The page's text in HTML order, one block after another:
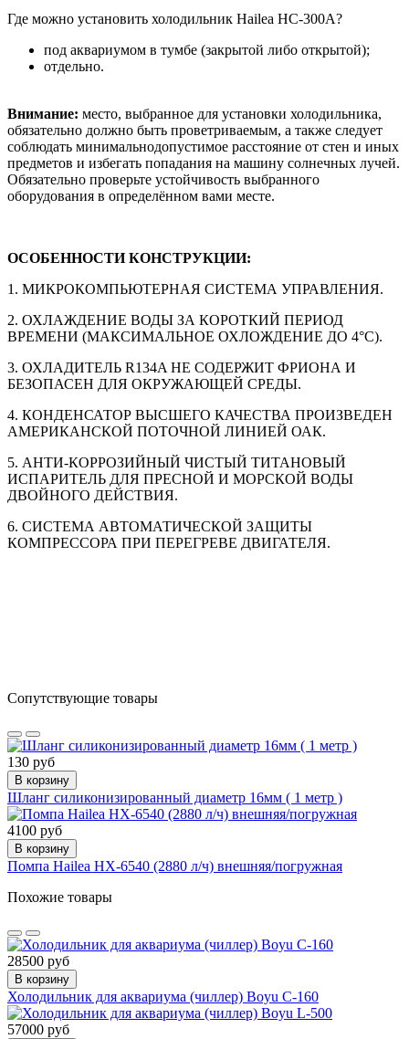
Где можно установить холодильник Hailea HC-300А?
под аквариумом в тумбе (закрытой либо открытой);
отдельно.
Внимание: место, выбранное для установки холодильника,
обязательно должно быть проветриваемым, а также следует
соблюдать минимальнодопустимое расстояние от стен и иных
предметов и избегать попадания на машину солнечных лучей.
Обязательно проверьте устойчивость выбранного
оборудования в определённом вами месте.
ОСОБЕННОСТИ КОНСТРУКЦИИ:
1. МИКРОКОМПЬЮТЕРНАЯ СИСТЕМА УПРАВЛЕНИЯ.
2. ОХЛАЖДЕНИЕ ВОДЫ ЗА КОРОТКИЙ ПЕРИОД
ВРЕМЕНИ (МАКСИМАЛЬНОЕ ОХЛОЖДЕНИЕ ДО 4°C).
3. ОХЛАДИТЕЛЬ R134A НЕ СОДЕРЖИТ ФРИОНА И
БЕЗОПАСЕН ДЛЯ ОКРУЖАЮЩЕЙ СРЕДЫ.
4. КОНДЕНСАТОР ВЫСШЕГО КАЧЕСТВА ПРОИЗВЕДЕН
АМЕРИКАНСКОЙ ПОТОЧНОЙ ЛИНИЕЙ ОАК.
5. АНТИ-КОРРОЗИЙНЫЙ ЧИСТЫЙ ТИТАНОВЫЙ
ИСПАРИТЕЛЬ ДЛЯ ПРЕСНОЙ И МОРСКОЙ ВОДЫ
ДВОЙНОГО ДЕЙСТВИЯ.
6. СИСТЕМА АВТОМАТИЧЕСКОЙ ЗАЩИТЫ
КОМПРЕССОРА ПРИ ПЕРЕГРЕВЕ ДВИГАТЕЛЯ.
Сопутствующие товары
130 руб
В корзину
Шланг силиконизированный диаметр 16мм ( 1 метр )
4100 руб
В корзину
Помпа Hailea HX-6540 (2880 л/ч) внешняя/погружная
Похожие товары
28500 руб
В корзину
Холодильник для аквариума (чиллер) Boyu C-160
57000 руб